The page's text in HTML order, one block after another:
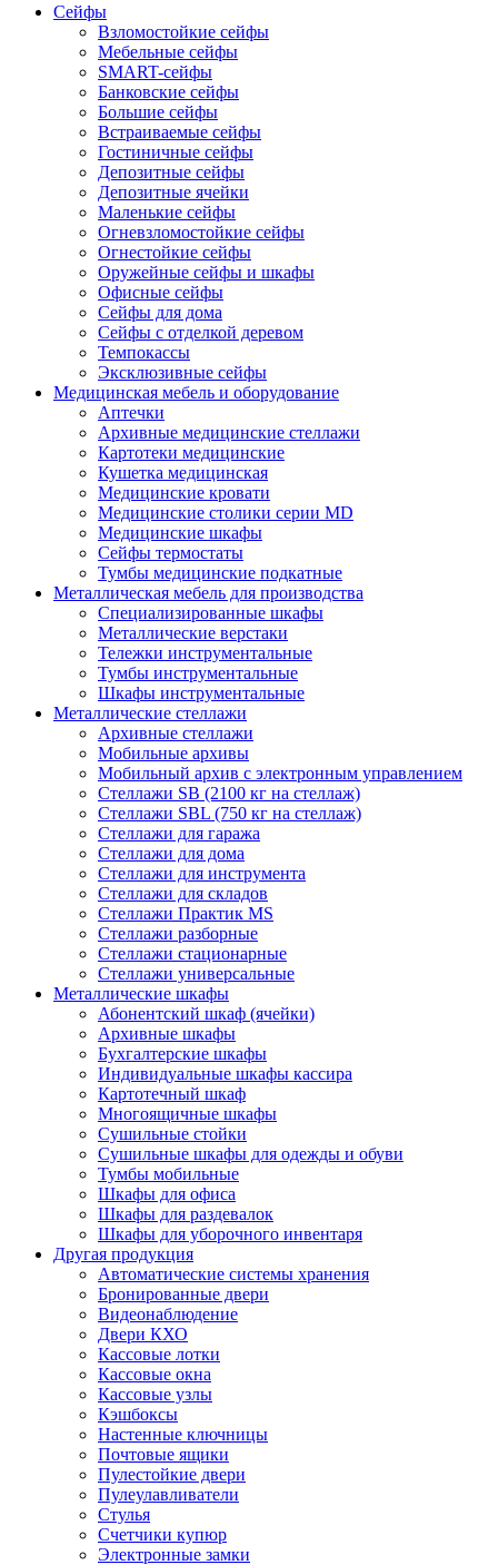
Сейфы
Взломостойкие сейфы
Мебельные сейфы
SMART-сейфы
Банковские сейфы
Большие сейфы
Встраиваемые сейфы
Гостиничные сейфы
Депозитные сейфы
Депозитные ячейки
Маленькие сейфы
Огневзломостойкие сейфы
Огнестойкие сейфы
Оружейные сейфы и шкафы
Офисные сейфы
Сейфы для дома
Сейфы с отделкой деревом
Темпокассы
Эксклюзивные сейфы
Медицинская мебель и оборудование
Аптечки
Архивные медицинские стеллажи
Картотеки медицинские
Кушетка медицинская
Медицинские кровати
Медицинские столики серии MD
Медицинские шкафы
Сейфы термостаты
Тумбы медицинские подкатные
Металлическая мебель для производства
Cпециализированные шкафы
Металлические верстаки
Тележки инструментальные
Тумбы инструментальные
Шкафы инструментальные
Металлические стеллажи
Архивные стеллажи
Мобильные архивы
Мобильный архив с электронным управлением
Стеллажи SB (2100 кг на стеллаж)
Стеллажи SBL (750 кг на стеллаж)
Стеллажи для гаража
Стеллажи для дома
Стеллажи для инструмента
Стеллажи для складов
Стеллажи Практик MS
Стеллажи разборные
Стеллажи стационарные
Стеллажи универсальные
Металлические шкафы
Абонентский шкаф (ячейки)
Архивные шкафы
Бухгалтерские шкафы
Индивидуальные шкафы кассира
Картотечный шкаф
Многоящичные шкафы
Сушильные стойки
Сушильные шкафы для одежды и обуви
Тумбы мобильные
Шкафы для офиса
Шкафы для раздевалок
Шкафы для уборочного инвентаря
Другая продукция
Автоматические системы хранения
Бронированные двери
Видеонаблюдение
Двери КХО
Кассовые лотки
Кассовые окна
Кассовые узлы
Кэшбоксы
Настенные ключницы
Почтовые ящики
Пулестойкие двери
Пулеулавливатели
Стулья
Счетчики купюр
Электронные замки